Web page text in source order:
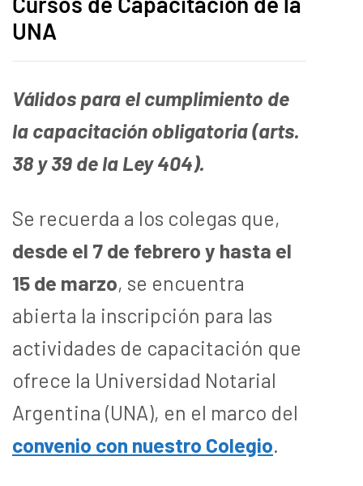
UNA
Válidos para el cumplimiento de
la capacitación obligatoria (arts.
38 y 39 de la Ley 404).
Se recuerda a los colegas que,
desde el 7 de febrero y hasta el
15 de marzo, se encuentra
abierta la inscripción para las
actividades de capacitación que
ofrece la Universidad Notarial
Argentina (UNA), en el marco del
convenio con nuestro Colegio.